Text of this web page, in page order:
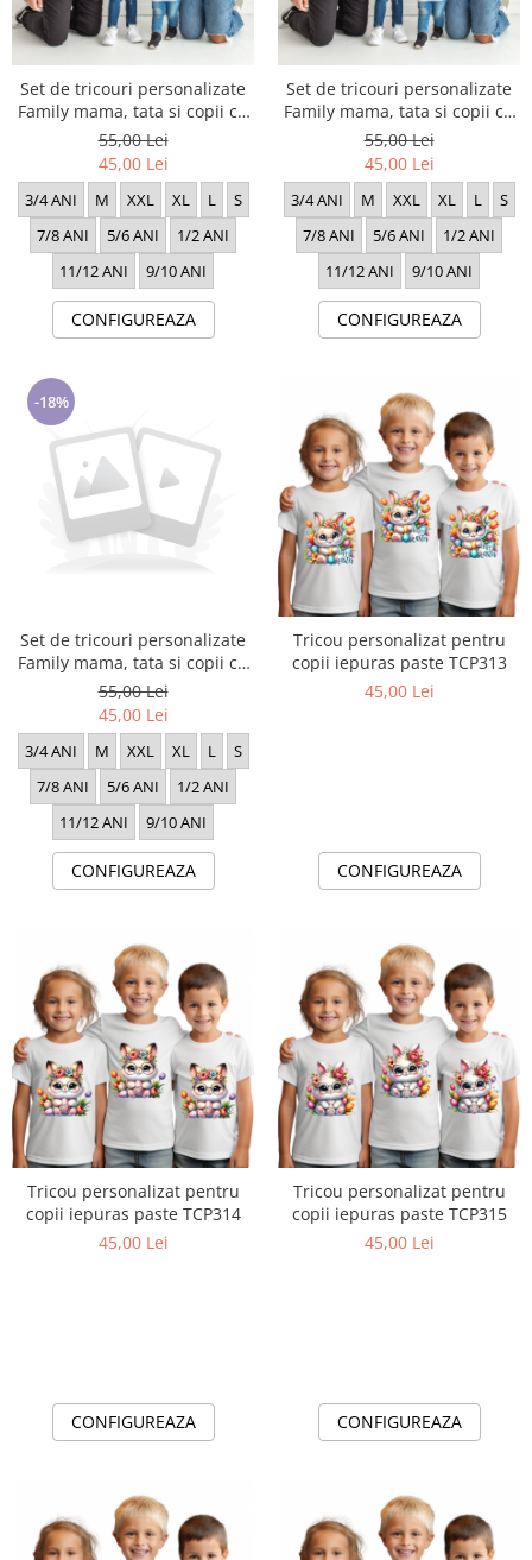
Set de tricouri personalizate
Family mama, tata si copii cu
tematica de Craciun, Craciun
Fericit 1722
55,00 Lei
45,00 Lei
3/4 ANI M XXL XL L
S
7/8 ANI
5/6 ANI
1/2 ANI
11/12 ANI
9/10 ANI
CONFIGUREAZA
Set de tricouri personalizate
Family mama, tata si copii cu
tematica de Craciun, Craciun
Fericit 1724
55,00 Lei
45,00 Lei
3/4 ANI M XXL XL L
S
7/8 ANI
5/6 ANI
1/2 ANI
11/12 ANI
9/10 ANI
CONFIGUREAZA
-18%
Set de tricouri personalizate
Family mama, tata si copii cu
tematica de Craciun, PRIMUL
Craciun impreuna 1334
55,00 Lei
45,00 Lei
3/4 ANI M XXL XL L
S
7/8 ANI
5/6 ANI
1/2 ANI
11/12 ANI
9/10 ANI
CONFIGUREAZA
Tricou personalizat pentru
copii iepuras paste TCP313
45,00 Lei
CONFIGUREAZA
Tricou personalizat pentru
copii iepuras paste TCP314
45,00 Lei
CONFIGUREAZA
Tricou personalizat pentru
copii iepuras paste TCP315
45,00 Lei
CONFIGUREAZA